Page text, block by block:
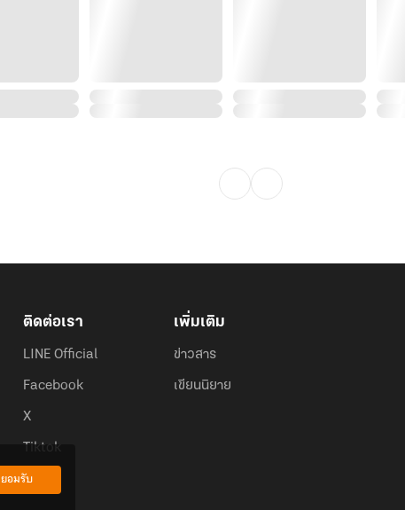
ติดต่อเรา
LINE Official
Facebook
X
Tiktok
เพิ่มเติม
ข่าวสาร
เขียนนิยาย
ยอมรับ